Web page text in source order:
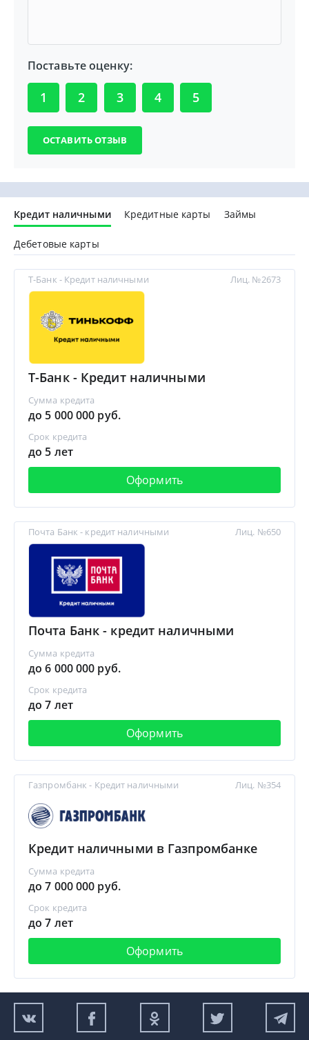
Поставьте оценку:
1 2 3 4 5
Кредит наличными Кредитные карты Займы
Дебетовые карты
Т-Банк - Кредит наличными
Т-Банк - Кредит наличными
Сумма кредита
до 5 000 000 руб.
Срок кредита
до 5 лет
Оформить
Лиц. №2673
Почта Банк - кредит наличными
Почта Банк - кредит наличными
Сумма кредита
до 6 000 000 руб.
Срок кредита
до 7 лет
Оформить
Лиц. №650
Газпромбанк - Кредит наличными
Кредит наличными в Газпромбанке
Сумма кредита
до 7 000 000 руб.
Срок кредита
до 7 лет
Оформить
Лиц. №354